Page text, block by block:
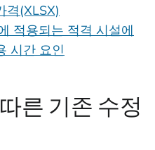
격(XLSX)
적용되는 적격 시설에
시간 요인
른 기존 수정